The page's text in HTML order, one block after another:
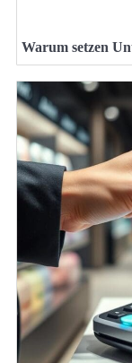
Warum setzen